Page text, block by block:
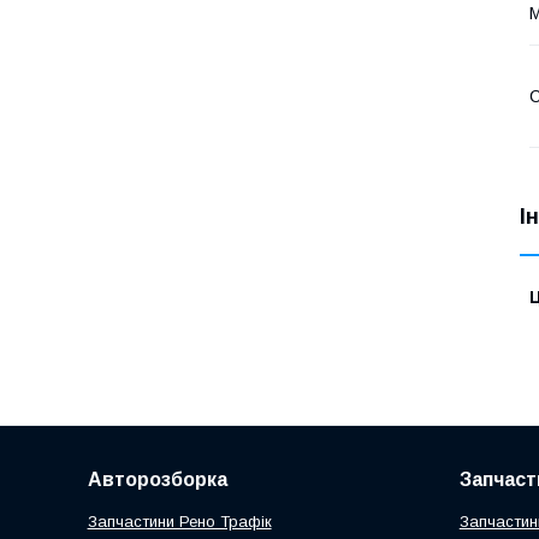
Авторозборка
Запчастини Рено Трафік